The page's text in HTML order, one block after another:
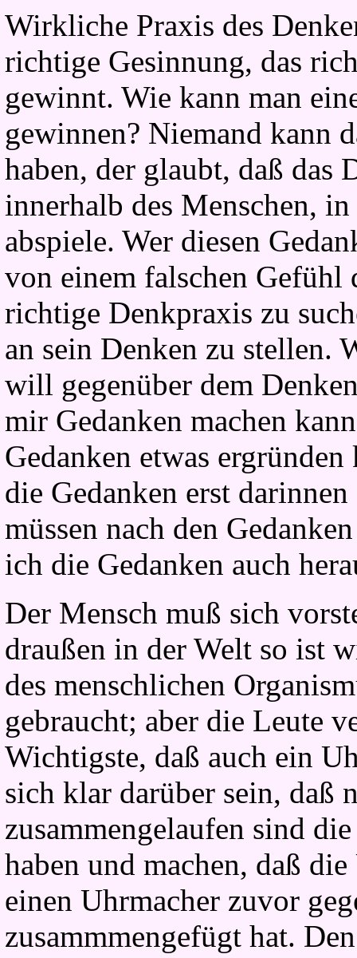
Wirkliche Praxis des
richtige Gesinnung, das
gewinnt. Wie kann man
gewinnen? Niemand kann
haben, der glaubt, daß das
innerhalb des Menschen,
abspiele. Wer diesen
von einem falschen Gefühl
richtige Denkpraxis zu
an sein Denken zu stellen.
will gegenüber dem
mir Gedanken machen
Gedanken etwas
die Gedanken erst
müssen nach den
ich die Gedanken auch
Der Mensch muß sich
draußen in der Welt so ist
des menschlichen
gebraucht; aber die Leute
Wichtigste, daß auch ein
sich klar darüber sein, daß
zusammengelaufen sind
haben und machen, daß
einen Uhrmacher zuvor
zusammmengefügt hat.